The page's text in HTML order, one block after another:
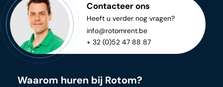
Contacteer ons
Heeft u verder nog vragen?
info@rotomrent.be
+ 32 (0)52 47 88 87
Waarom huren bij Rotom?